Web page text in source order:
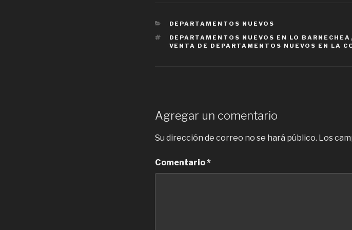
CATEGORIES
DEPARTAMENTOS NUEVOS
TAGS
DEPARTAMENTOS NUEVOS EN LO BARNECHEA ,
VENTA DE DEPARTAMENTOS NUEVOS EN LA
Agregar un comentario
Su dirección de correo no se hará público. Los
Comentario*